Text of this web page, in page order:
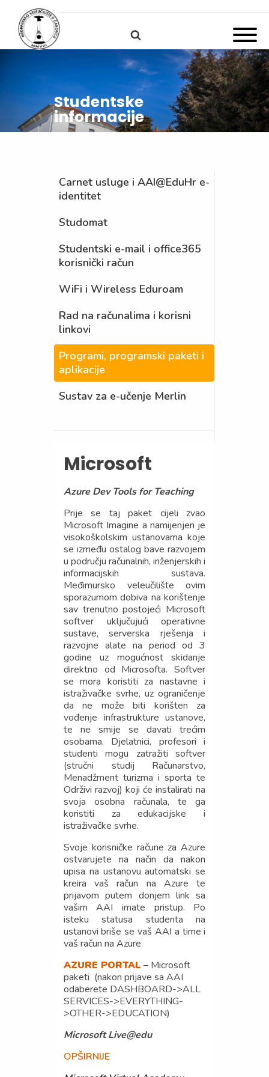
Studentske
informacije
Carnet usluge i AAI@EduHr e-
identitet
Studomat
Studentski e-mail i office365
korisnički račun
WiFi i Wireless Eduroam
Rad na računalima i korisni
linkovi
Programi, programski paketi i
aplikacije
Sustav za e-učenje Merlin
Microsoft
Azure Dev Tools for Teaching
Prije se taj paket cijeli zvao
Microsoft Imagine a namijenjen je
visokoškolskim ustanovama koje
se između ostalog bave razvojem
u području računalnih, inženjerskih i
informacijskih sustava.
Međimursko veleučilište ovim
sporazumom dobiva na korištenje
sav trenutno postojeći Microsoft
softver uključujući operativne
sustave, serverska rješenja i
razvojne alate na period od 3
godine uz mogućnost skidanje
direktno od Microsofta. Softver
se mora koristiti za nastavne i
istraživačke svrhe, uz ograničenje
da ne može biti korišten za
vođenje infrastrukture ustanove,
te ne smije se davati trećim
osobama. Djelatnici, profesori i
studenti mogu zatražiti softver
(stručni studij Računarstvo,
Menadžment turizma i sporta te
Održivi razvoj) koji će instalirati na
svoja osobna računala, te ga
koristiti za edukacijske i
istraživačke svrhe.
Svoje korisničke račune za Azure
ostvarujete na način da nakon
upisa na ustanovu automatski se
kreira vaš račun na Azure te
prijavom putem donjem link sa
vašim AAI imate pristup. Po
isteku statusa studenta na
ustanovi briše se vaš AAI a time i
vaš račun na Azure
AZURE PORTAL – Microsoft
paketi (nakon prijave sa AAI
odaberete DASHBOARD->ALL
SERVICES->EVERYTHING-
>OTHER->EDUCATION)
Microsoft Live@edu
OPŠIRNIJE